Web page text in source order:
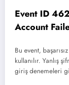
Event ID
Account
Bu event,
kullanılır. Yanlış
giriş denemeleri